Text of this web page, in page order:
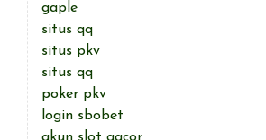
gaple
situs qq
situs pkv
situs qq
poker pkv
login sbobet